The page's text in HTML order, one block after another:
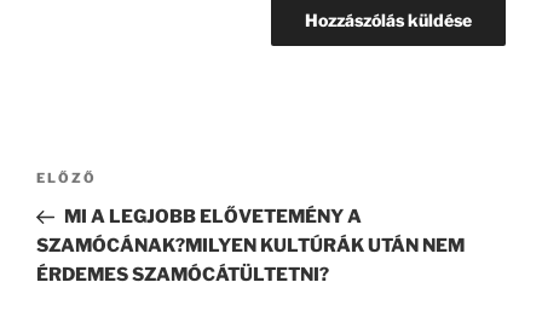
Bejegyzés
Korábbi
bejegyzés
ELŐZŐ
MI A LEGJOBB ELŐVETEMÉNY A
SZAMÓCÁNAK?MILYEN KULTÚRÁK UTÁN NEM
ÉRDEMES SZAMÓCÁTÜLTETNI?